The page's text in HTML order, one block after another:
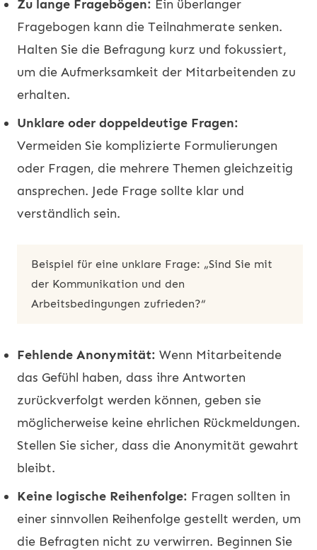
Zu lange Fragebögen: Ein überlanger
Fragebogen kann die Teilnahmerate senken.
Halten Sie die Befragung kurz und fokussiert,
um die Aufmerksamkeit der Mitarbeitenden zu
erhalten.
Unklare oder doppeldeutige Fragen:
Vermeiden Sie komplizierte Formulierungen
oder Fragen, die mehrere Themen gleichzeitig
ansprechen. Jede Frage sollte klar und
verständlich sein.
Beispiel für eine unklare Frage: „Sind Sie mit
der Kommunikation und den
Arbeitsbedingungen zufrieden?“
Fehlende Anonymität: Wenn Mitarbeitende
das Gefühl haben, dass ihre Antworten
zurückverfolgt werden können, geben sie
möglicherweise keine ehrlichen Rückmeldungen.
Stellen Sie sicher, dass die Anonymität gewahrt
bleibt.
Keine logische Reihenfolge: Fragen sollten in
einer sinnvollen Reihenfolge gestellt werden, um
die Befragten nicht zu verwirren. Beginnen Sie